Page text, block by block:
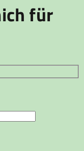
für